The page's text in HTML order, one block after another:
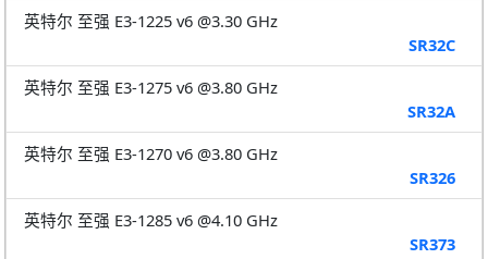
英特尔 至强 E3-1225 v6 @3.30 GHz
SR32C
英特尔 至强 E3-1275 v6 @3.80 GHz
SR32A
英特尔 至强 E3-1270 v6 @3.80 GHz
SR326
英特尔 至强 E3-1285 v6 @4.10 GHz
SR373